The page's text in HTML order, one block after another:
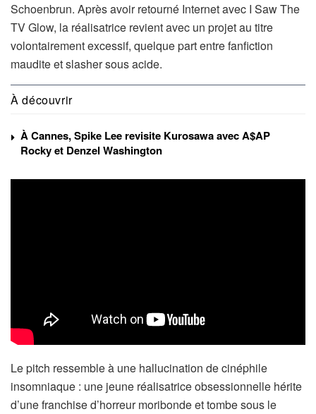
Schoenbrun. Après avoir retourné Internet avec I Saw The
TV Glow, la réalisatrice revient avec un projet au titre
volontairement excessif, quelque part entre fanfiction
maudite et slasher sous acide.
À découvrir
À Cannes, Spike Lee revisite Kurosawa avec A$AP
Rocky et Denzel Washington
Le pitch ressemble à une hallucination de cinéphile
insomniaque : une jeune réalisatrice obsessionnelle hérite
d’une franchise d’horreur moribonde et tombe sous le